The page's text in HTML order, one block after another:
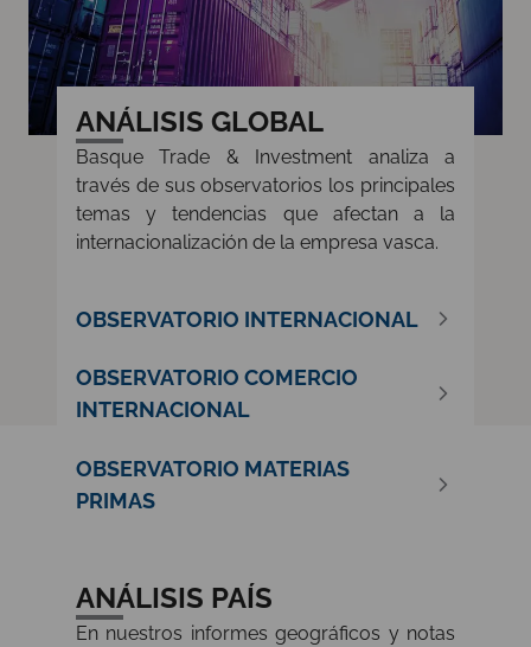
ANÁLISIS GLOBAL
Basque Trade & Investment analiza a
través de sus observatorios los principales
temas y tendencias que afectan a la
internacionalización de la empresa vasca.
OBSERVATORIO INTERNACIONAL
OBSERVATORIO COMERCIO
INTERNACIONAL
OBSERVATORIO MATERIAS
PRIMAS
ANÁLISIS PAÍS
En nuestros informes geográficos y notas